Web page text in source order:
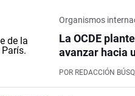
Organismos
La OCDE
avanzar hacia
POR REDACCIÓN